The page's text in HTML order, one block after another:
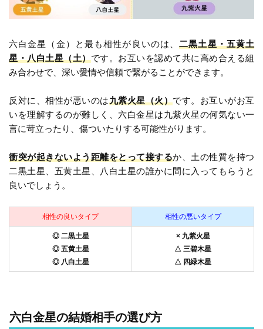
六白金星（金）と最も相性が良いのは、二黒土星・五黄土
星・八白土星（土）です。お互いを認めて共に高め合える組
み合わせで、深い愛情や信頼で繋がることができます。
反対に、相性が悪いのは九紫火星（火）です。お互いがお互
いを理解するのが難しく、六白金星は九紫火星の何気ない一
言に苛立ったり、傷ついたりする可能性がります。
衝突が起きないよう距離をとって接するか、土の性質を持つ
二黒土星、五黄土星、八白土星の誰かに間に入ってもらうと
良いでしょう。
相性の良いタイプ 相性の悪いタイプ
◎ 二黒土星
◎ 五黄土星
◎ 八白土星
× 九紫火星
△ 三碧木星
△ 四緑木星
六白金星の結婚相手の選び方